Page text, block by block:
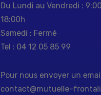
Du Lundi au Vendredi :
18:00h
Samedi : Fermé
Tel : 04 12 05 85 99
Pour nous envoyer un
contact@mutuelle-